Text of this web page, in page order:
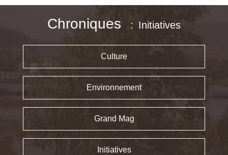
Chroniques Initiatives
Culture
Environnement
Grand Mag
Initiatives